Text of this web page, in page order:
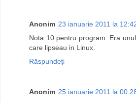
Anonim 23 ianuarie 2011 la
Nota 10 pentru program. Era
care lipseau in Linux.
Răspundeți
Anonim 25 ianuarie 2011 la